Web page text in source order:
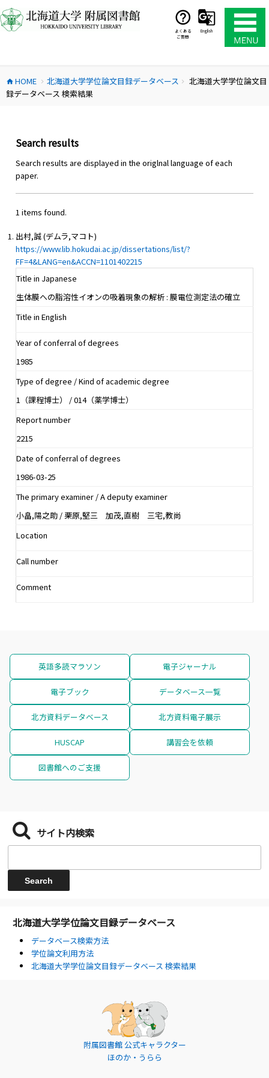
ン
テ
ス
キ
よくある
ご質問
English
home HOME chevron_right 北海道大学学位論文目録データベース chevron_right
北海道大学学位論文目
録データベース 検索結果
Search results
Search results are displayed in the origlnal language of each
paper.
1 items found.
出村,誠 (デムラ,マコト)
https://www.lib.hokudai.ac.jp/dissertations/list/?
FF=4&LANG=en&ACCN=1101402215
Title in Japanese
生体膜への脂溶性イオンの吸着現象の解析 : 膜電位測定法の確立
Title in English
Year of conferral of degrees
1985
Type of degree / Kind of academic degree
1（課程博士） / 014（薬学博士）
Report number
2215
Date of conferral of degrees
1986-03-25
The primary examiner / A deputy examiner
小畠,陽之助 / 栗原,堅三 加茂,直樹 三宅,教尚
Location
Call number
Comment
英語多読マラソン 電子ジャーナル
電子ブック データベース一覧
北方資料データベース 北方資料電子展示
HUSCAP 講習会を依頼
図書館へのご支援
サイト内検索
北海道大学学位論文目録データベース
データベース検索方法
学位論文利用方法
北海道大学学位論文目録データベース 検索結果
附属図書館 公式キャラクター
ほのか・うらら